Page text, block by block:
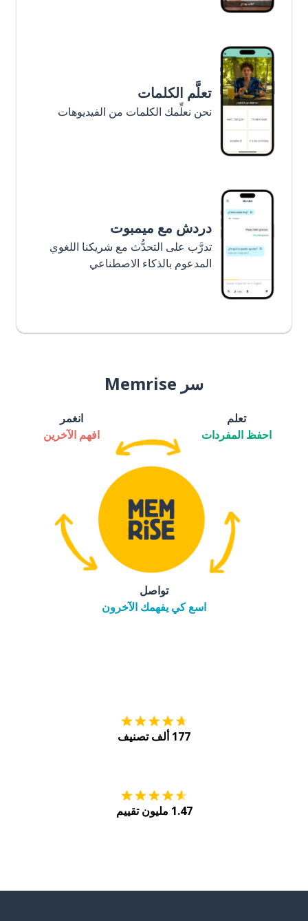
تعلَّم الكلمات
نحن نعلِّمك الكلمات من الفيديوهات
دردش مع ميمبوت
تدرَّب على التحدُّث مع شريكنا اللغوي
المدعوم بالذكاء الاصطناعي
سر Memrise
تعلم
احفظ المفردات
انغمر
افهم الآخرين
تواصل
اسع كي يفهمك الآخرون
177 ألف تصنيف
1.47 مليون تقييم